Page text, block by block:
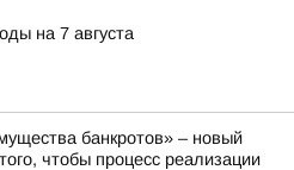
на 7 августа
банкротов» – новый
чтобы процесс реализации